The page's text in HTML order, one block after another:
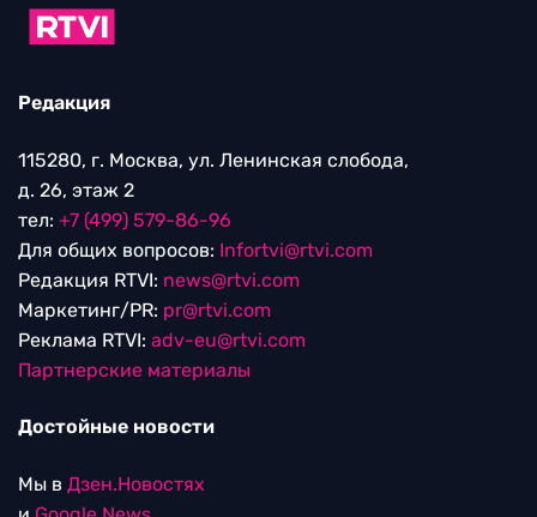
Редакция
115280, г. Москва, ул. Ленинская слобода,
д. 26, этаж 2
тел: +7 (499) 579-86-96
Для общих вопросов: Infortvi@rtvi.com
Редакция RTVI: news@rtvi.com
Маркетинг/PR: pr@rtvi.com
Реклама RTVI: adv-eu@rtvi.com
Партнерские материалы
Достойные новости
Мы в Дзен.Новостях